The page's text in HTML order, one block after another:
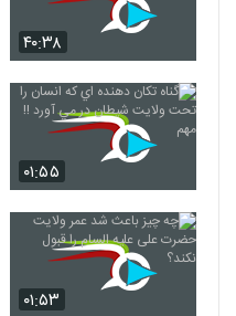
۴۰:۳۸
۰۱:۵۵
۰۱:۵۳